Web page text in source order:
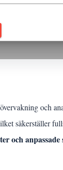
och
säkerställer
och anpassade